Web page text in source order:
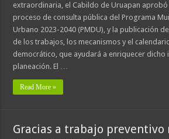
extraordinaria, el Cabildo de Uruapan aprobó
proceso de consulta pública del Programa
Urbano 2023-2040 (PMDU), y la publicación
de los trabajos, los mecanismos y el
democrático, que ayudará a enriquecer dicho
planeación. El …
Read More »
Gracias a trabajo preventivo